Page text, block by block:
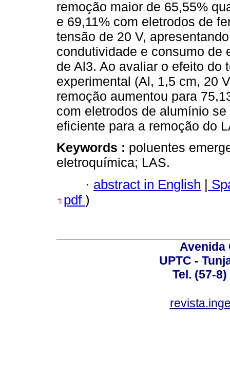
remoção maior de 65,55%
e 69,11% com eletrodos de
tensão de 20 V,
condutividade e consumo de
de Al3. Ao avaliar o efeito do
experimental (Al, 1,5 cm, 20
remoção aumentou para
com eletrodos de alumínio
eficiente para a remoção do
Keywords : poluentes
eletroquímica; LAS.
· abstract in English |
pdf )
Avenida
UPTC -
Tel. (57-